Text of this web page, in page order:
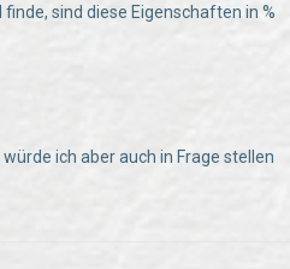
sind diese Eigenschaften in %
ich aber auch in Frage stellen